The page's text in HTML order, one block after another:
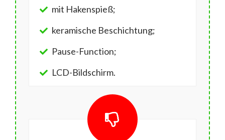
mit Hakenspieß;
keramische Beschichtung;
Pause-Function;
LCD-Bildschirm.